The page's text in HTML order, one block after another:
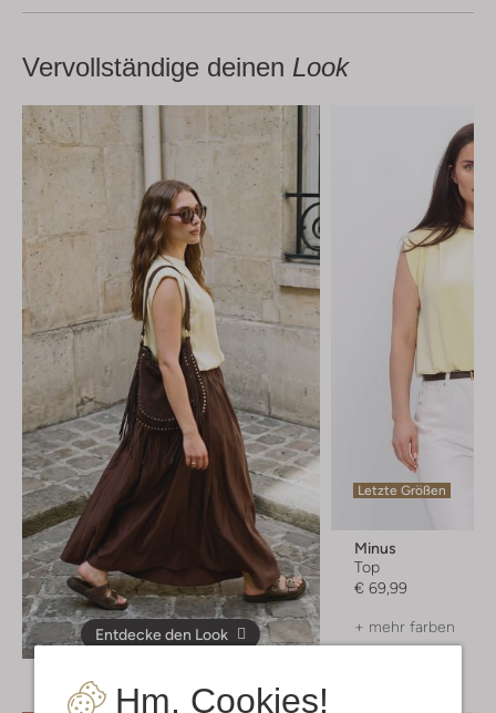
Hm, Cookies!
Vervollständige deinen Look
Entdecke den Look
Letzte Größen
Minus
Top
€ 69,99
+ mehr farben